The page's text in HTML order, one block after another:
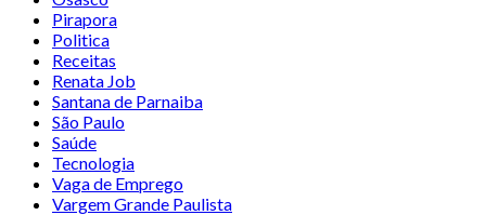
Pirapora
Politica
Receitas
Renata Job
Santana de Parnaiba
São Paulo
Saúde
Tecnologia
Vaga de Emprego
Vargem Grande Paulista